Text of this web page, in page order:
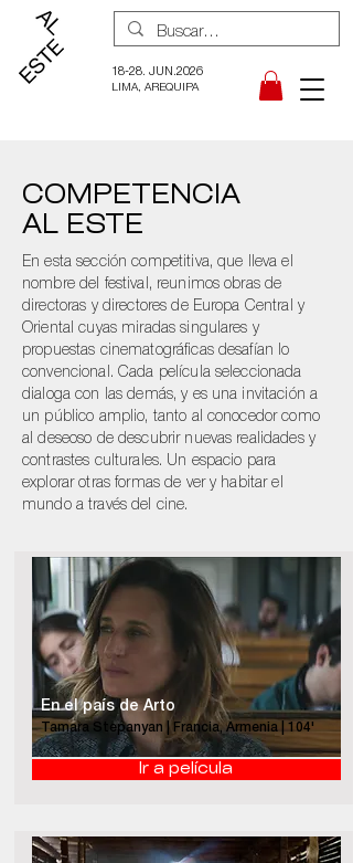
18-28. JUN.2026
LIMA, AREQUIPA
COMPETENCIA
AL ESTE
En esta sección competitiva, que lleva el
nombre del festival, reunimos obras de
directoras y directores de Europa Central y
Oriental cuyas miradas singulares y
propuestas cinematográficas desafían lo
convencional. Cada película seleccionada
dialoga con las demás, y es una invitación a
un público amplio, tanto al conocedor como
al deseoso de descubrir nuevas realidades y
contrastes culturales. Un espacio para
explorar otras formas de ver y habitar el
mundo a través del cine.
En el país de Arto
Tamara Stepanyan | Francia, Armenia | 104'
Ir a película